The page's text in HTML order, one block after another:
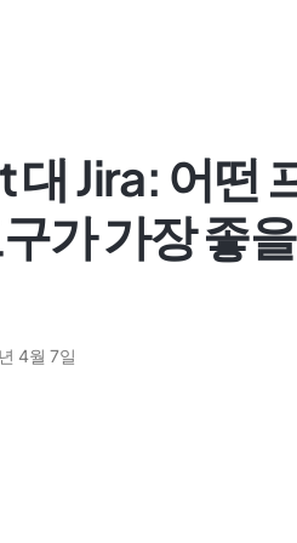
Jira: 어떤
가 가장 좋
4월 7일